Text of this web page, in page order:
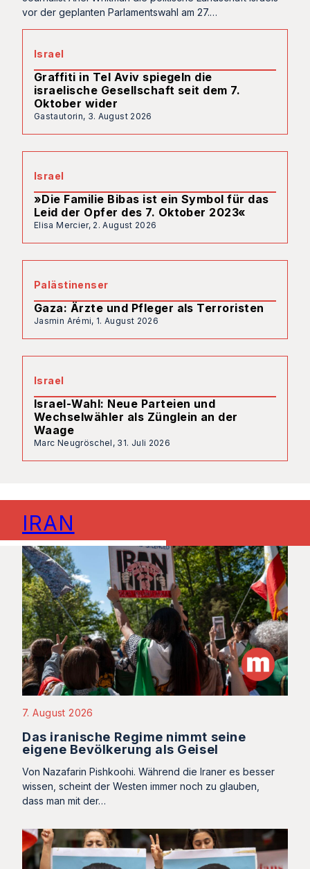
vor der geplanten Parlamentswahl am 27.…
Israel
Graffiti in Tel Aviv spiegeln die
israelische Gesellschaft seit dem 7.
Oktober wider
Gastautorin, 3. August 2026
Israel
»Die Familie Bibas ist ein Symbol für das
Leid der Opfer des 7. Oktober 2023«
Elisa Mercier, 2. August 2026
Palästinenser
Gaza: Ärzte und Pfleger als Terroristen
Jasmin Arémi, 1. August 2026
Israel
Israel-Wahl: Neue Parteien und
Wechselwähler als Zünglein an der
Waage
Marc Neugröschel, 31. Juli 2026
IRAN
7. August 2026
Das iranische Regime nimmt seine
eigene Bevölkerung als Geisel
Von Nazafarin Pishkoohi. Während die Iraner es besser
wissen, scheint der Westen immer noch zu glauben,
dass man mit der…